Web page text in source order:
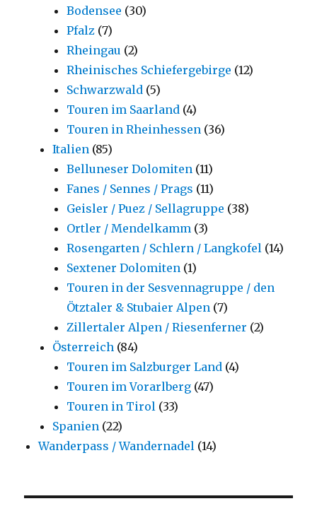
Bodensee (30)
Pfalz (7)
Rheingau (2)
Rheinisches Schiefergebirge (12)
Schwarzwald (5)
Touren im Saarland (4)
Touren in Rheinhessen (36)
Italien (85)
Belluneser Dolomiten (11)
Fanes / Sennes / Prags (11)
Geisler / Puez / Sellagruppe (38)
Ortler / Mendelkamm (3)
Rosengarten / Schlern / Langkofel (14)
Sextener Dolomiten (1)
Touren in der Sesvennagruppe / den
Ötztaler & Stubaier Alpen (7)
Zillertaler Alpen / Riesenferner (2)
Österreich (84)
Touren im Salzburger Land (4)
Touren im Vorarlberg (47)
Touren in Tirol (33)
Spanien (22)
Wanderpass / Wandernadel (14)